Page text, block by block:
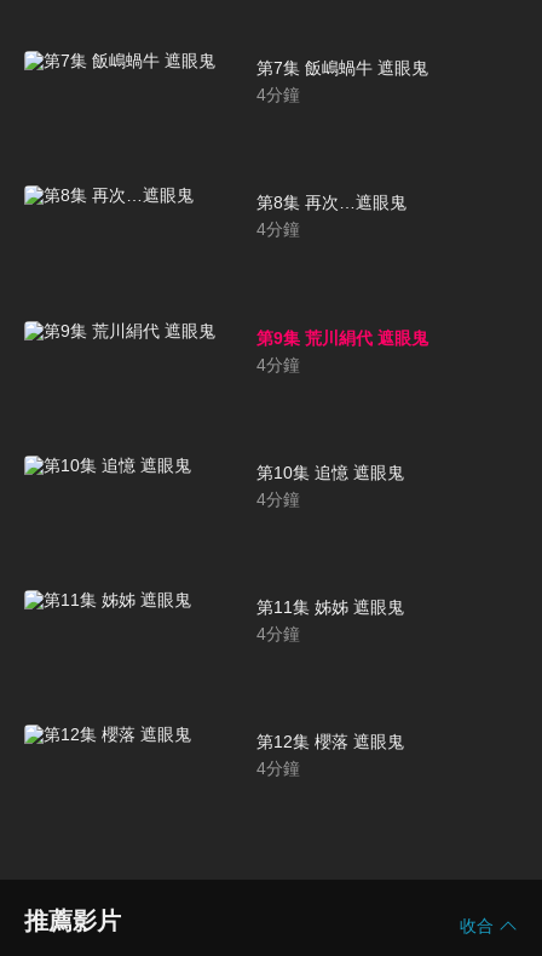
第7集 飯嶋蝸牛 遮眼鬼
4分鐘
第8集 再次…遮眼鬼
4分鐘
第9集 荒川絹代 遮眼鬼
4分鐘
第10集 追憶 遮眼鬼
4分鐘
第11集 姊姊 遮眼鬼
4分鐘
第12集 櫻落 遮眼鬼
4分鐘
推薦影片 收合